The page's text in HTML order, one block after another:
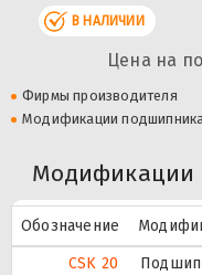
В НАЛИЧИИ
Цена на
Фирмы производителя
Модификации
Модификации
Обозначение
CSK 20